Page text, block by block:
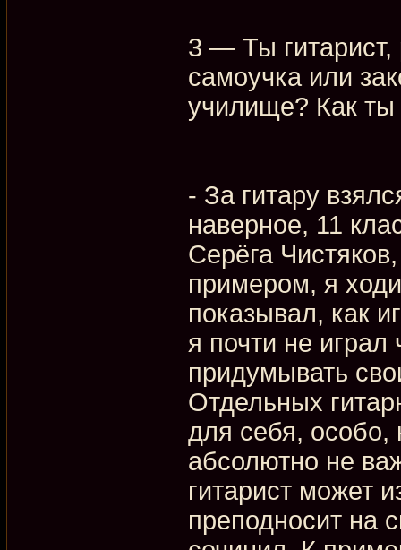
3 — Ты гитарист,
самоучка или
училище? Как
- За гитару
наверное, 11
Серёга
примером, я
показывал, как
я почти не
придумывать
Отдельных
для себя, особо,
абсолютно не
гитарист может
преподносит на